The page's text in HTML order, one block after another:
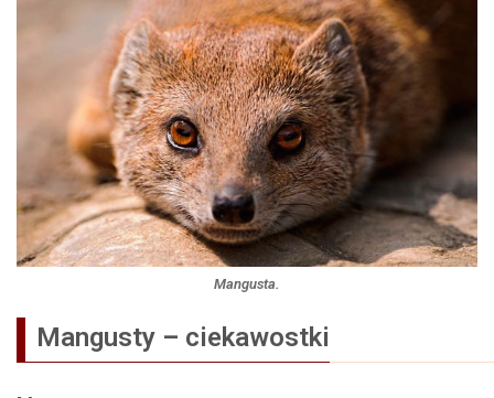
Mangusta.
Mangusty – ciekawostki